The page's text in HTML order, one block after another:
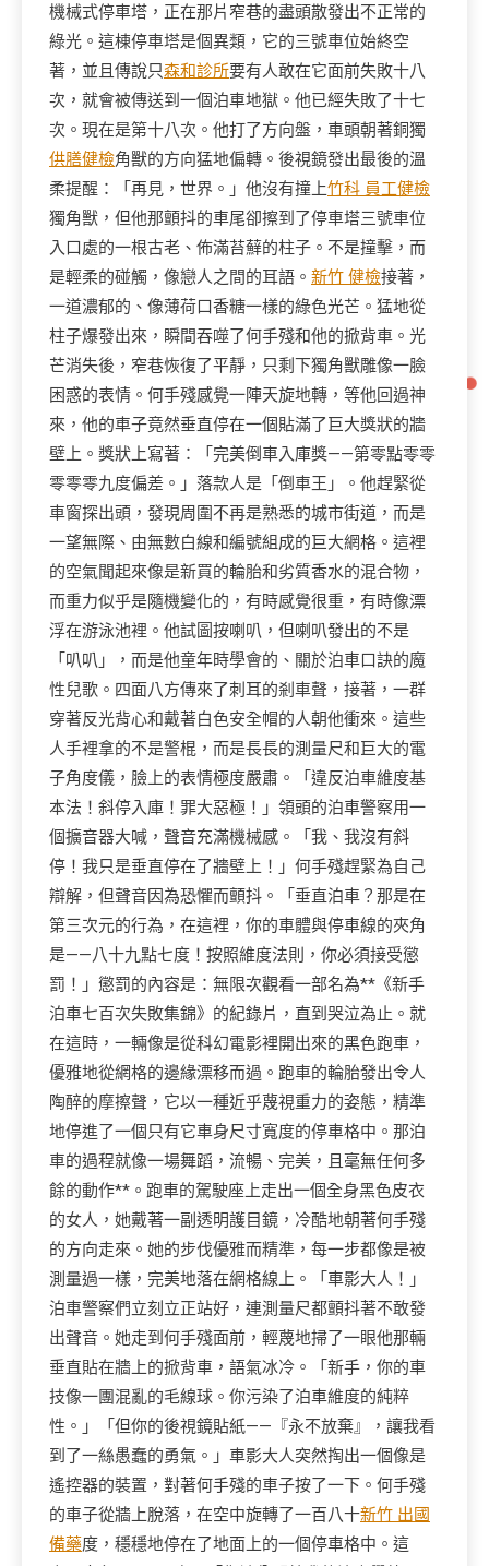
機械式停車塔，正在那片窄巷的盡頭散發出不正常的
綠光。這棟停車塔是個異類，它的三號車位始終空
著，並且傳說只森和診所要有人敢在它面前失敗十八
次，就會被傳送到一個泊車地獄。他已經失敗了十七
次。現在是第十八次。他打了方向盤，車頭朝著銅獨
供膳健檢角獸的方向猛地偏轉。後視鏡發出最後的溫
柔提醒：「再見，世界。」他沒有撞上竹科 員工健檢
獨角獸，但他那顫抖的車尾卻擦到了停車塔三號車位
入口處的一根古老、佈滿苔蘚的柱子。不是撞擊，而
是輕柔的碰觸，像戀人之間的耳語。 新竹 健檢接著，
一道濃郁的、像薄荷口香糖一樣的綠色光芒。猛地從
柱子爆發出來，瞬間吞噬了何手殘和他的掀背車。光
芒消失後，窄巷恢復了平靜，只剩下獨角獸雕像一臉
困惑的表情。何手殘感覺一陣天旋地轉，等他回過神
來，他的車子竟然垂直停在一個貼滿了巨大獎狀的牆
壁上。獎狀上寫著：「完美倒車入庫獎——第零點零零
零零零九度偏差。」落款人是「倒車王」。他趕緊從
車窗探出頭，發現周圍不再是熟悉的城市街道，而是
一望無際、由無數白線和編號組成的巨大網格。這裡
的空氣聞起來像是新買的輪胎和劣質香水的混合物，
而重力似乎是隨機變化的，有時感覺很重，有時像漂
浮在游泳池裡。他試圖按喇叭，但喇叭發出的不是
「叭叭」，而是他童年時學會的、關於泊車口訣的魔
性兒歌。四面八方傳來了刺耳的剎車聲，接著，一群
穿著反光背心和戴著白色安全帽的人朝他衝來。這些
人手裡拿的不是警棍，而是長長的測量尺和巨大的電
子角度儀，臉上的表情極度嚴肅。「違反泊車維度基
本法！斜停入庫！罪大惡極！」領頭的泊車警察用一
個擴音器大喊，聲音充滿機械感。「我、我沒有斜
停！我只是垂直停在了牆壁上！」何手殘趕緊為自己
辯解，但聲音因為恐懼而顫抖。「垂直泊車？那是在
第三次元的行為，在這裡，你的車體與停車線的夾角
是——八十九點七度！按照維度法則，你必須接受懲
罰！」懲罰的內容是：無限次觀看一部名為**《新手
泊車七百次失敗集錦》的紀錄片，直到哭泣為止。就
在這時，一輛像是從科幻電影裡開出來的黑色跑車，
優雅地從網格的邊緣漂移而過。跑車的輪胎發出令人
陶醉的摩擦聲，它以一種近乎蔑視重力的姿態，精準
地停進了一個只有它車身尺寸寬度的停車格中。那泊
車的過程就像一場舞蹈，流暢、完美，且毫無任何多
餘的動作**。跑車的駕駛座上走出一個全身黑色皮衣
的女人，她戴著一副透明護目鏡，冷酷地朝著何手殘
的方向走來。她的步伐優雅而精準，每一步都像是被
測量過一樣，完美地落在網格線上。「車影大人！」
泊車警察們立刻立正站好，連測量尺都顫抖著不敢發
出聲音。她走到何手殘面前，輕蔑地掃了一眼他那輛
垂直貼在牆上的掀背車，語氣冰冷。「新手，你的車
技像一團混亂的毛線球。你污染了泊車維度的純粹
性。」「但你的後視鏡貼紙——『永不放棄』，讓我看
到了一絲愚蠢的勇氣。」車影大人突然掏出一個像是
遙控器的裝置，對著何手殘的車子按了一下。何手殘
的車子從牆上脫落，在空中旋轉了一百八十新竹 出國
備藥度，穩穩地停在了地面上的一個停車格中。這